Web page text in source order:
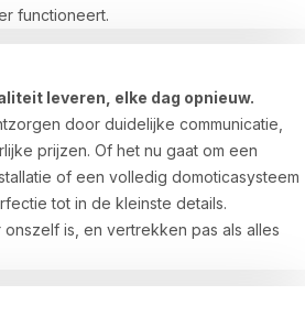
functioneert.
leveren, elke dag opnieuw.
door duidelijke communicatie,
prijzen. Of het nu gaat om een
of een volledig domoticasysteem
tot in de kleinste details.
is, en vertrekken pas als alles